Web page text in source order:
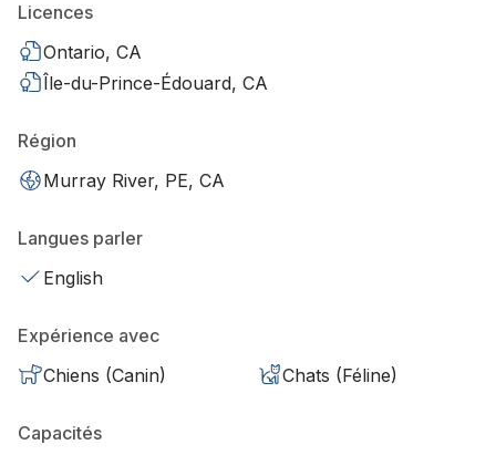
Licences
Ontario, CA
Île-du-Prince-Édouard, CA
Région
Murray River, PE, CA
Langues parler
English
Expérience avec
Chiens (Canin)
Chats (Féline)
Capacités